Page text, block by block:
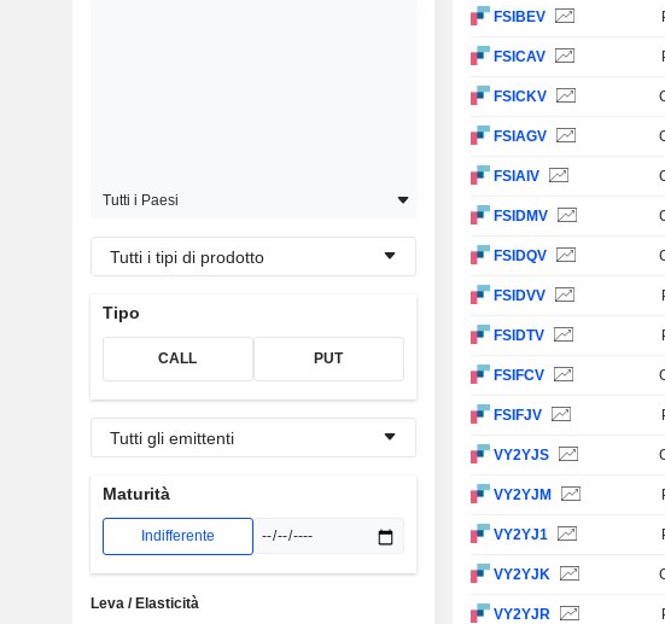
Tutti i Paesi
Tutti i tipi di prodotto
Tipo
CALL PUT
Tutti gli emittenti
Maturità
Indifferente
Leva / Elasticità
FSIBEV
FSICAV
FSICKV
FSIAGV
FSIAIV
FSIDMV
FSIDQV
FSIDVV
FSIDTV
FSIFCV
FSIFJV
VY2YJS
VY2YJM
VY2YJ1
VY2YJK
VY2YJR